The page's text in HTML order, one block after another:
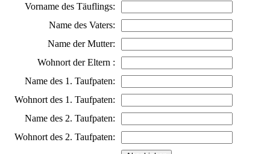
Vorname des Täuflings:
Name des Vaters:
Name der Mutter:
Wohnort der Eltern :
Name des 1. Taufpaten:
Wohnort des 1. Taufpaten:
Name des 2. Taufpaten:
Wohnort des 2. Taufpaten: